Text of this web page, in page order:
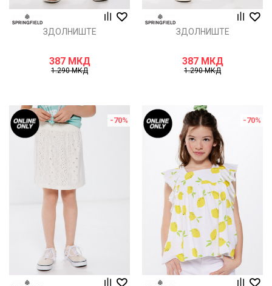
ЗДОЛНИШТЕ
387 МКД
1.290МКД
ЗДОЛНИШТЕ
387 МКД
1.290МКД
-70% -70%